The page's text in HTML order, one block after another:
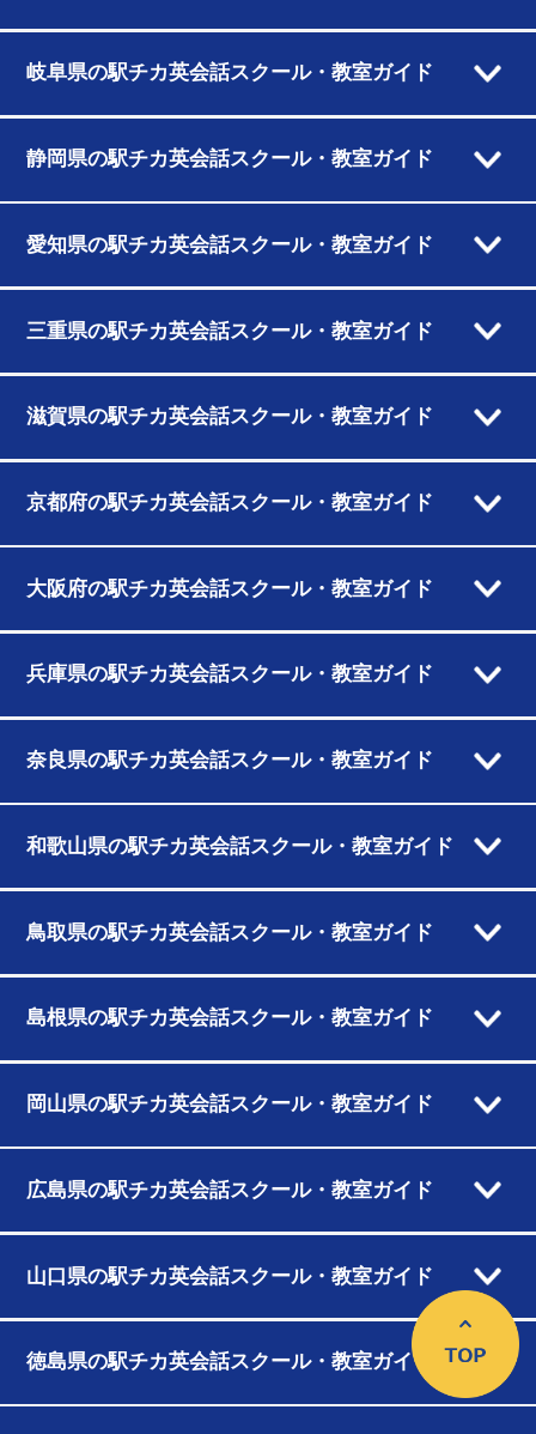
岐阜県の駅チカ英会話スクール・教室ガイド
静岡県の駅チカ英会話スクール・教室ガイド
愛知県の駅チカ英会話スクール・教室ガイド
三重県の駅チカ英会話スクール・教室ガイド
滋賀県の駅チカ英会話スクール・教室ガイド
京都府の駅チカ英会話スクール・教室ガイド
大阪府の駅チカ英会話スクール・教室ガイド
兵庫県の駅チカ英会話スクール・教室ガイド
奈良県の駅チカ英会話スクール・教室ガイド
和歌山県の駅チカ英会話スクール・教室ガイド
鳥取県の駅チカ英会話スクール・教室ガイド
島根県の駅チカ英会話スクール・教室ガイド
岡山県の駅チカ英会話スクール・教室ガイド
広島県の駅チカ英会話スクール・教室ガイド
山口県の駅チカ英会話スクール・教室ガイド
徳島県の駅チカ英会話スクール・教室ガイド